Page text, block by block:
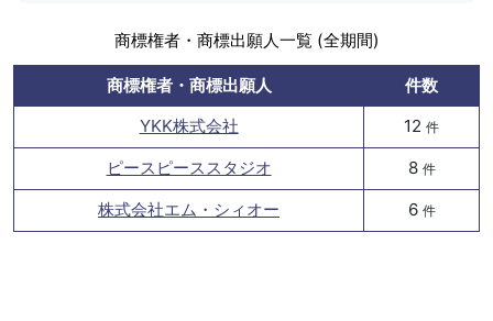
商標権者・商標出願人一覧 (全期間)
商標権者・商標出願人
件数
YKK株式会社
12 件
ピースピーススタジオ 8 件
株式会社エム・シィオー 6 件